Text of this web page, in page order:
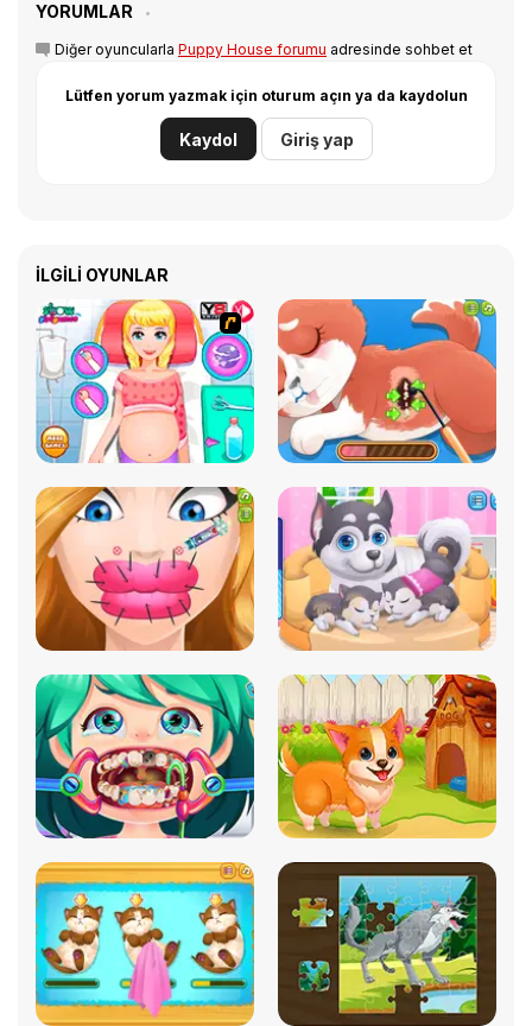
YORUMLAR
Diğer oyuncularla Puppy House forumu adresinde sohbet et
Lütfen yorum yazmak için oturum açın ya da kaydolun
Kaydol Giriş yap
İLGILI OYUNLAR